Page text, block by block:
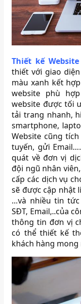
Thiết kế
thiết với giao
màu xanh kết
website phù
website được tối
tải trang nhanh,
smartphone,
Website cũng
tuyến, gửi
quát về đơn vị
đội ngũ nhân
cấp các dịch vụ
sẽ được cập nhật
…và nhiều tin tức
SĐT, Email,..của
thông tin đơn vị
có thể thiết kế
khách hàng mong